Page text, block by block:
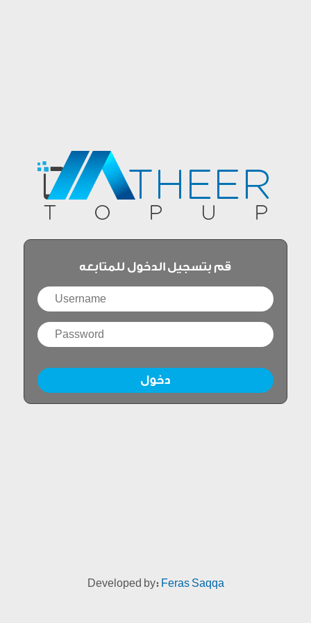
قم بتسجيل الدخول للمتابعه
دخول
Developed by:Feras Saqqa